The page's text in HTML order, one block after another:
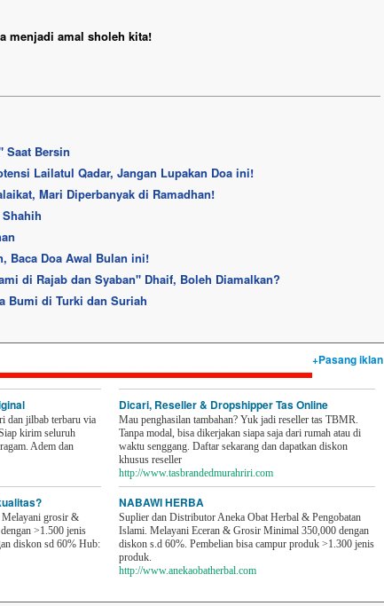
menjadi amal sholeh kita!
Saat Bersin
Lailatul Qadar, Jangan Lupakan Doa ini!
Mari Diperbanyak di Ramadhan!
Baca Doa Awal Bulan ini!
di Rajab dan Syaban'' Dhaif, Boleh Diamalkan?
Bumi di Turki dan Suriah
+Pasang iklan
dan jilbab terbaru via
kirim seluruh
Adem dan
Melayani grosir &
>1.500 jenis
diskon sd 60% Hub:
Dicari, Reseller & Dropshipper Tas Online
Mau penghasilan tambahan? Yuk jadi reseller tas TBMR.
Tanpa modal, bisa dikerjakan siapa saja dari rumah atau di
waktu senggang. Daftar sekarang dan dapatkan diskon
khusus reseller
http://www.tasbrandedmurahriri.com
NABAWI HERBA
Suplier dan Distributor Aneka Obat Herbal & Pengobatan
Islami. Melayani Eceran & Grosir Minimal 350,000 dengan
diskon s.d 60%. Pembelian bisa campur produk >1.300 jenis
produk.
http://www.anekaobatherbal.com